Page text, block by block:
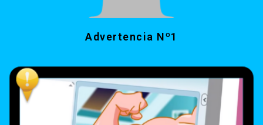
Advertencia Nº1